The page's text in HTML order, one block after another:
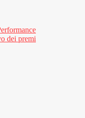
dei premi